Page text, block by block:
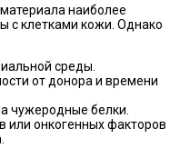
наиболее
с клетками кожи. Однако
среды.
от донора и времени
чужеродные белки.
или онкогенных факторов